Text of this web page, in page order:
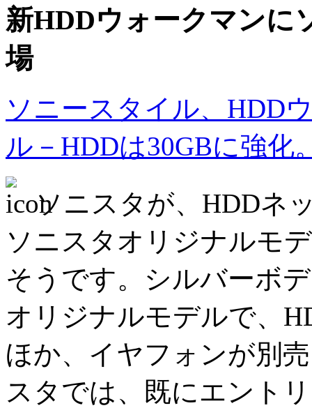
新HDDウォークマンに
場
ソニースタイル、HDD
ル－HDDは30GBに強化
ソニスタが、HDDネ
ソニスタオリジナルモ
そうです。シルバーボ
オリジナルモデルで、
ほか、イヤフォンが別
スタでは、既にエント